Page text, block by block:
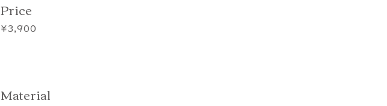
Price
¥3,900
​Material